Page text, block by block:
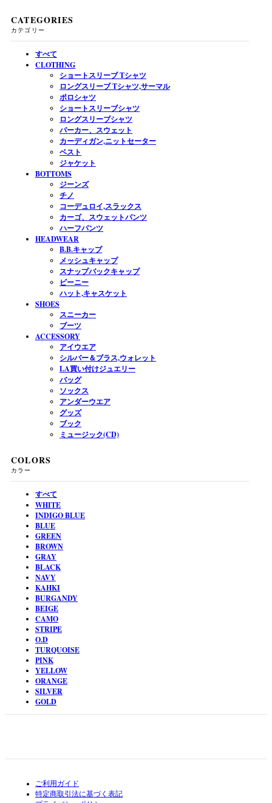
CATEGORIES
カテゴリー
すべて
CLOTHING
ショートスリーブ Tシャツ
ロングスリーブ Tシャツ,サーマル
ポロシャツ
ショートスリーブシャツ
ロングスリーブシャツ
パーカー、スウェット
カーディガン,ニットセーター
ベスト
ジャケット
BOTTOMS
ジーンズ
チノ
コーデュロイ,スラックス
カーゴ、スウェットパンツ
ハーフパンツ
HEADWEAR
B.B.キャップ
メッシュキャップ
スナップバックキャップ
ビーニー
ハット,キャスケット
SHOES
スニーカー
ブーツ
ACCESSORY
アイウエア
シルバー＆ブラス,ウォレット
LA買い付けジュエリー
バッグ
ソックス
アンダーウエア
グッズ
ブック
ミュージック(CD)
COLORS
カラー
すべて
WHITE
INDIGO BLUE
BLUE
GREEN
BROWN
GRAY
BLACK
NAVY
KAHKI
BURGANDY
BEIGE
CAMO
STRIPE
O.D
TURQUOISE
PINK
YELLOW
ORANGE
SILVER
GOLD
ご利用ガイド
特定商取引法に基づく表記